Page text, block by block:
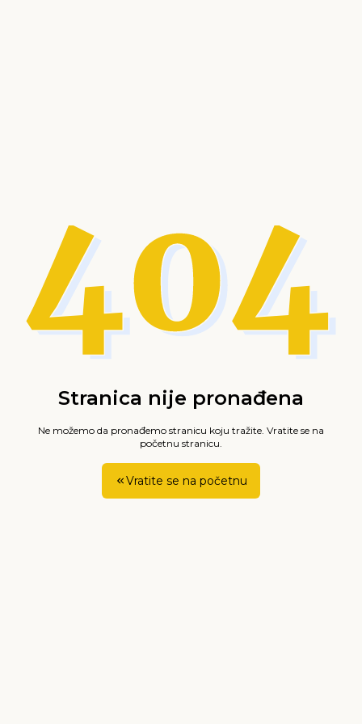
Stranica nije pronađena
Ne možemo da pronađemo stranicu koju tražite. Vratite se na
početnu stranicu.
Vratite se na početnu